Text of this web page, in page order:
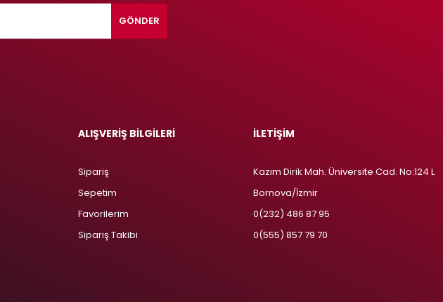
GÖNDER
ALIŞVERİŞ BİLGİLERİ
Sipariş
Sepetim
Favorilerim
Sipariş Takibi
İLETİŞİM
Kazım Dirik Mah. Üniversite Cad. No:124 L
Bornova/İzmir
0(232) 486 87 95
0(555) 857 79 70